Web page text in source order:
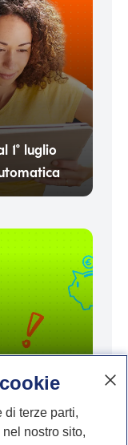
1° luglio
può
tutto?
di terze parti,
nostro sito,